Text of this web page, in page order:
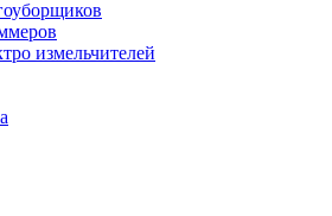
измельчителей